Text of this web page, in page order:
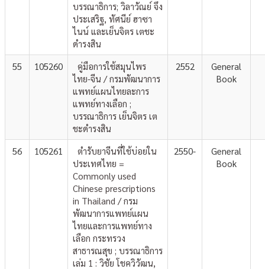
บรรณาธิการ; วิลาวัณย์ จึง
ประเสริฐ, ทัศนีย์ ฮาซา
ไนน์ และเย็นจิตร เตชะ
ดำรงสิน
55 105260
คู่มือการใช้สมุนไพร
ไทย-จีน / กรมพัฒนาการ
แพทย์แผนไทยละการ
แพทย์ทางเลือก ;
บรรณาธิการ เย็นจิตร เต
ชะดำรงสิน
2552
General
Book
56 105261
ตำรับยาจีนที่ใช้บ่อยใน
ประเทศไทย =
Commonly used
Chinese prescriptions
in Thailand / กรม
พัฒนาการแพทย์แผน
ไทยและการแพทย์ทาง
เลือก กระทรวง
สาธารณสุข ; บรรณาธิการ
เล่ม 1 : วิชัย โชควิวัฒน,
2550-
General
Book